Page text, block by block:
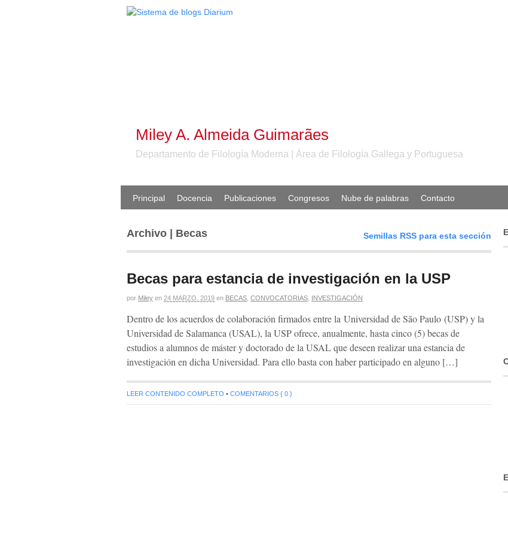
Miley A. Almeida Guimarães
Departamento de Filología Moderna | Área de Filología Gallega y Portuguesa
Principal Docencia Publicaciones Congresos Nube de palabras Contacto
Archivo | Becas Semillas RSS para esta sección
Becas para estancia de investigación en la USP
por Miley en 24 MARZO, 2019 en BECAS CONVOCATORIAS INVESTIGACIÓN
Dentro de los acuerdos de colaboración firmados entre la Universidad de São Paulo (USP) y la
Universidad de Salamanca (USAL), la USP ofrece, anualmente, hasta cinco (5) becas de
estudios a alumnos de máster y doctorado de la USAL que deseen realizar una estancia de
investigación en dicha Universidad. Para ello basta con haber participado en alguno […]
LEER CONTENIDO COMPLETO • COMENTARIOS { 0 }